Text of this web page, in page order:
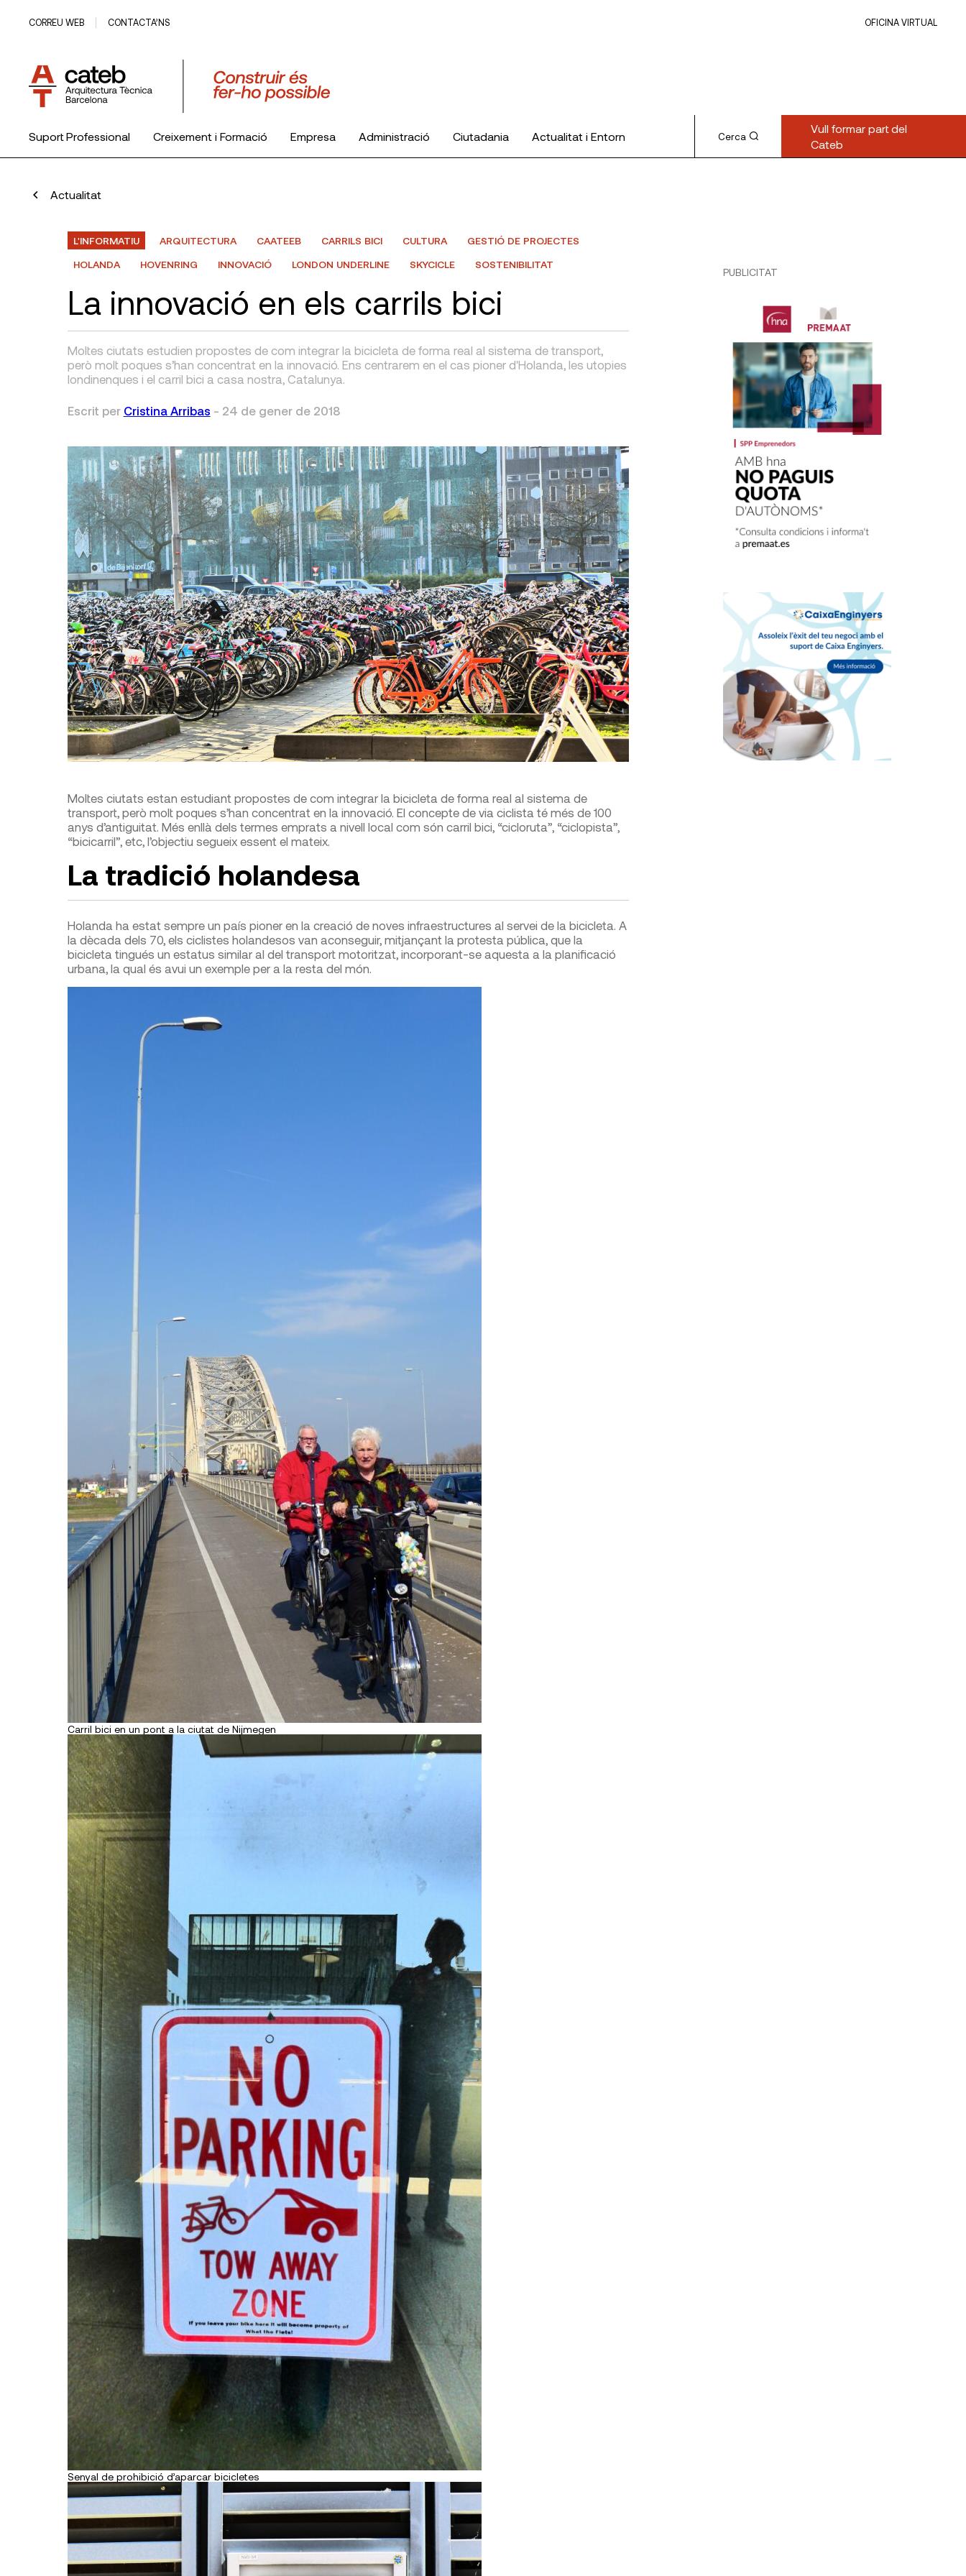
CORREU WEB CONTACTA’NS OFICINA VIRTUAL
Suport Professional Creixement i Formació Empresa Administració Ciutadania Actualitat i Entorn Cerca
Vull formar part del
Cateb
Actualitat
L'INFORMATIU ARQUITECTURA CAATEEB CARRILS BICI CULTURA
GESTIÓ DE PROJECTES
HOLANDA
HOVENRING INNOVACIÓ LONDON UNDERLINE SKYCICLE SOSTENIBILITAT
La innovació en els carrils bici
Moltes ciutats estudien propostes de com integrar la bicicleta de forma real al sistema de transport,
però molt poques s’han concentrat en la innovació. Ens centrarem en el cas pioner d'Holanda, les utopies
londinenques i el carril bici a casa nostra, Catalunya.
Escrit per Cristina Arribas - 24 de gener de 2018
Moltes ciutats estan estudiant propostes de com integrar la bicicleta de forma real al sistema de
transport, però molt poques s’han concentrat en la innovació. El concepte de via ciclista té més de 100
anys d’antiguitat. Més enllà dels termes emprats a nivell local com són carril bici, “cicloruta”, “ciclopista”,
“bicicarril”, etc, l’objectiu segueix essent el mateix.
La tradició holandesa
Holanda ha estat sempre un país pioner en la creació de noves infraestructures al servei de la bicicleta. A
la dècada dels 70, els ciclistes holandesos van acon­seguir, mitjançant la protesta pública, que la
bicicleta tingués un estatus similar al del transport motorit­zat, incorporant-se aquesta a la planificació
urbana, la qual és avui un exemple per a la resta del món.
Carril bici en un pont a la ciutat de Nijmegen
Senyal de prohibició d’aparcar bicicletes
PUBLICITAT